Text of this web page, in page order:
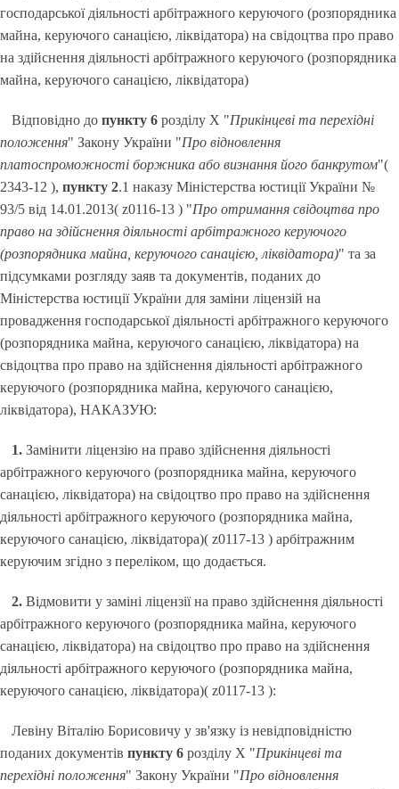
господарської діяльності арбітражного керуючого (розпорядника
майна, керуючого санацією, ліквідатора) на свідоцтва про право
на здійснення діяльності арбітражного керуючого (розпорядника
майна, керуючого санацією, ліквідатора)
Відповідно допункту 6 розділу X "Прикінцеві та перехідні
положення" Закону України "Про відновлення
платоспроможності боржника або визнання його банкрутом"(
2343-12 ), пункту 2.1 наказу Міністерства юстиції України №
93/5 від 14.01.2013( z0116-13 ) "Про отримання свідоцтва про
право на здійснення діяльності арбітражного керуючого
(розпорядника майна, керуючого санацією, ліквідатора)" та за
підсумками розгляду заяв та документів, поданих до
Міністерства юстиції України для заміни ліцензій на
провадження господарської діяльності арбітражного керуючого
(розпорядника майна, керуючого санацією, ліквідатора) на
свідоцтва про право на здійснення діяльності арбітражного
керуючого (розпорядника майна, керуючого санацією,
ліквідатора), НАКАЗУЮ:
1. Замінити ліцензію на право здійснення діяльності
арбітражного керуючого (розпорядника майна, керуючого
санацією, ліквідатора) на свідоцтво про право на здійснення
діяльності арбітражного керуючого (розпорядника майна,
керуючого санацією, ліквідатора)( z0117-13 ) арбітражним
керуючим згідно з переліком, що додається.
2. Відмовити у заміні ліцензії на право здійснення діяльності
арбітражного керуючого (розпорядника майна, керуючого
санацією, ліквідатора) на свідоцтво про право на здійснення
діяльності арбітражного керуючого (розпорядника майна,
керуючого санацією, ліквідатора)( z0117-13 ):
Левіну Віталію Борисовичу у зв'язку із невідповідністю
поданих документів пункту 6 розділу X "Прикінцеві та
перехідні положення" Закону України "Про відновлення